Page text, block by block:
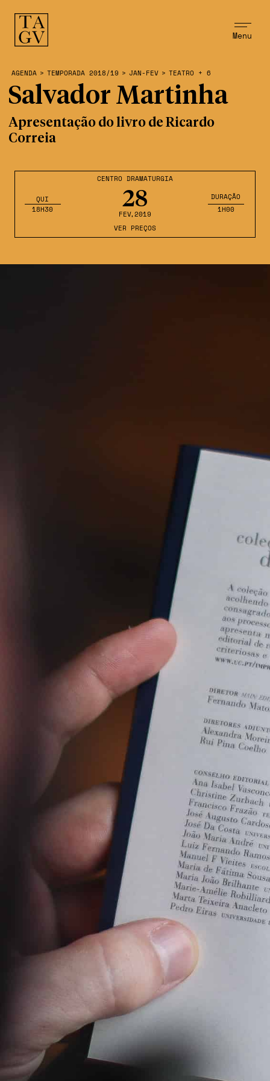
Menu
CENTRO DRAMATURGIA
28
FEV,2019
QUI
18H30
DURAÇÃO
1H00
VER PREÇOS
AGENDA > TEMPORADA 2018/19 > JAN-FEV > TEATRO + 6
Salvador Martinha
Apresentação do livro de Ricardo
Correia